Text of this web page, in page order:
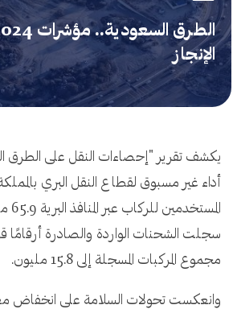
الإنجاز
يكشف تقرير "إحصاءات النقل على الطرق
أداء غير مسبوق لقطاع النقل البري
المستخدمين للركاب عبر المنافذ البرية 65.9
سجلت الشحنات الواردة والصادرة أرقامًا
مجموع المركبات المسجلة إلى 15.8 مليون.
وانعكست تحولات السلامة على انخفاض